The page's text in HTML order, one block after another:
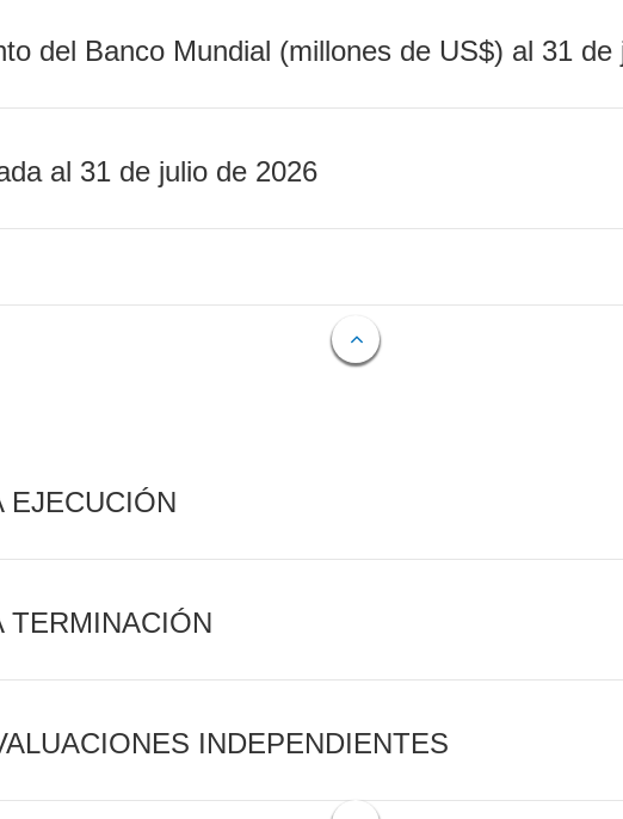
del Banco Mundial (millones de US$) al 31 de
al 31 de julio de 2026
EJECUCIÓN
TERMINACIÓN
INDEPENDIENTES